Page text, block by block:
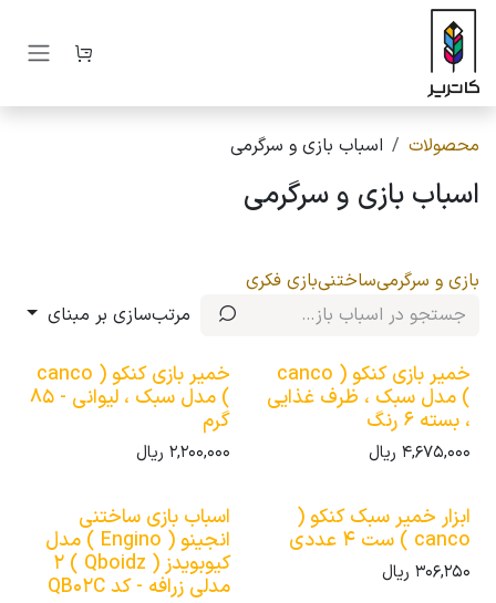
صرف نظر و مشاهده محتوا
محصولات اسباب بازی و سرگرمی
اسباب بازی و سرگرمی
بازی و سرگرمیساختنیبازی فکری
مرتب‌سازی بر مبنای
خمیر بازی کنکو ( canco
) مدل سبک ، ظرف غذایی
، بسته 6 رنگ
4,675,000 ریال
خمیر بازی کنکو ( canco
) مدل سبک ، لیوانی - 85
گرم
2,200,000ریال
ابزار خمیر سبک کنکو (
canco ) ست 4 عددی
306,250 ریال
اسباب بازی ساختنی
انجینو ( Engino ) مدل
کیوبویدز ( Qboidz ) 2
مدلی زرافه - کد QB02C